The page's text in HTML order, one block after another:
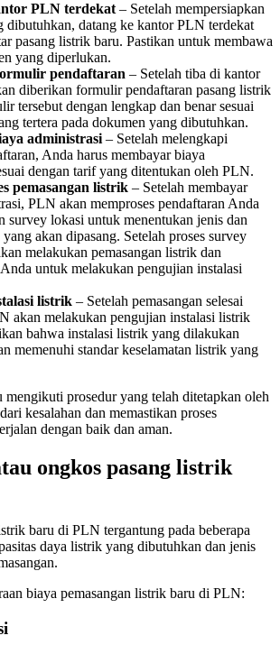
PLN terdekat – Setelah mempersiapkan
dibutuhkan, datang ke kantor PLN terdekat
pasang listrik baru. Pastikan untuk membawa
yang diperlukan.
pendaftaran – Setelah tiba di kantor
diberikan formulir pendaftaran pasang listrik
tersebut dengan lengkap dan benar sesuai
tertera pada dokumen yang dibutuhkan.
administrasi – Setelah melengkapi
Anda harus membayar biaya
dengan tarif yang ditentukan oleh PLN.
pemasangan listrik – Setelah membayar
PLN akan memproses pendaftaran Anda
survey lokasi untuk menentukan jenis dan
akan dipasang. Setelah proses survey
melakukan pemasangan listrik dan
untuk melakukan pengujian instalasi
listrik – Setelah pemasangan selesai
akan melakukan pengujian instalasi listrik
bahwa instalasi listrik yang dilakukan
memenuhi standar keselamatan listrik yang
mengikuti prosedur yang telah ditetapkan oleh
kesalahan dan memastikan proses
dengan baik dan aman.
ongkos pasang listrik
baru di PLN tergantung pada beberapa
daya listrik yang dibutuhkan dan jenis
biaya pemasangan listrik baru di PLN: